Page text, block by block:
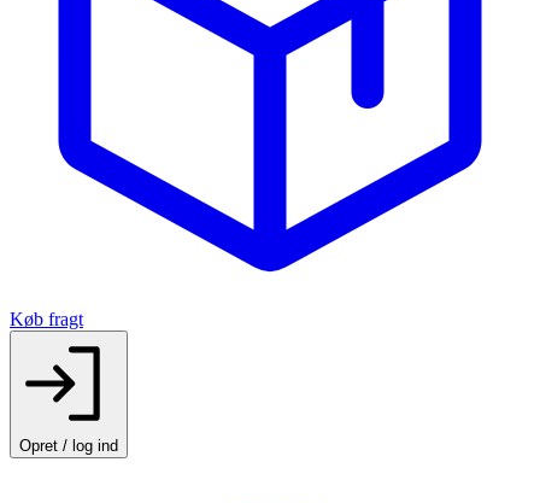
Køb fragt
Opret / log ind